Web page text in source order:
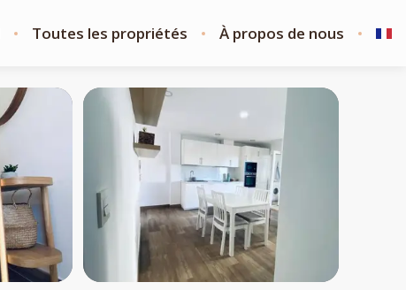
Toutes les propriétés À propos de nous